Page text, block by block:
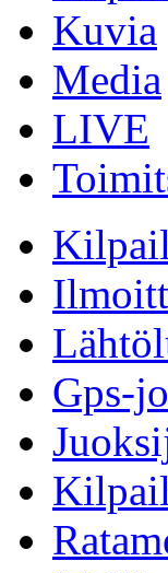
Kuvia
Media
LIVE
Gps-